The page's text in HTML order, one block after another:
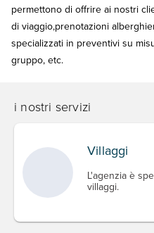
permettono di offrire ai nostri
di viaggio,prenotazioni
specializzati in preventivi su
gruppo, etc.
i nostri servizi
Villaggi
L'agenzia è
villaggi.